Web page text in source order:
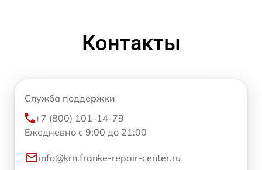
Контакты
Служба поддержки
+7 (800) 101-14-79
Ежедневно с 9:00 до 21:00
info@krn.franke-repair-center.ru